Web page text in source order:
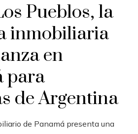
Pueblos, la
inmobiliaria
en
para
de Argentina
de Panamá presenta una